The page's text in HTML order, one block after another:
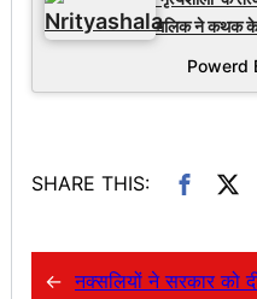
मलिक ने कथक के
Powerd
SHARE THIS:
← नक्सलियों ने सरकार को